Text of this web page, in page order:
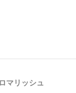
マリッシュ